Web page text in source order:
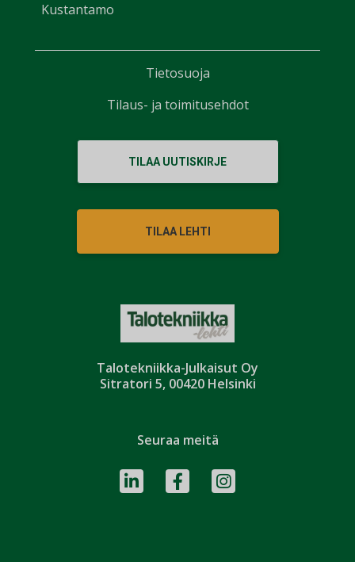
Talotekniikka-Julkaisut Oy
Sitratori 5, 00420 Helsinki
Kustantamo
TILAA UUTISKIRJE
TILAA LEHTI
Seuraa meitä
Tietosuoja
Tilaus- ja toimitusehdot